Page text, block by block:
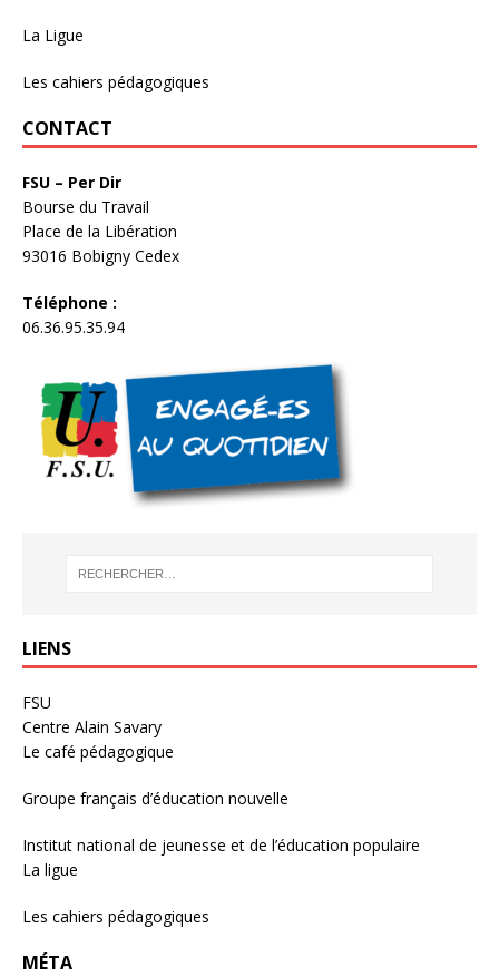
La Ligue
Les cahiers pédagogiques
CONTACT
FSU – Per Dir
Bourse du Travail
Place de la Libération
93016 Bobigny Cedex
Téléphone :
06.36.95.35.94
LIENS
FSU
Centre Alain Savary
Le café pédagogique
Groupe français d’éducation nouvelle
Institut national de jeunesse et de l’éducation populaire
La ligue
Les cahiers pédagogiques
MÉTA